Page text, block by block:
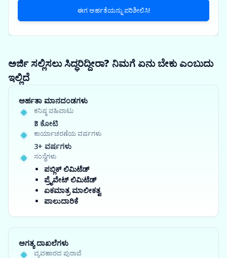
ಈಗ ಅರ್ಹತೆಯನ್ನು ಪರಿಶೀಲಿಸಿ!
ಅರ್ಜಿ ಸಲ್ಲಿಸಲು ಸಿದ್ಧರಿದ್ದೀರಾ? ನಿಮಗೆ ಏನು ಬೇಕು ಎಂಬುದು
ಇಲ್ಲಿದೆ
ಅರ್ಹತಾ ಮಾನದಂಡಗಳು
ಕನಿಷ್ಠ ವಹಿವಾಟು
₹3 ಕೋಟಿ
ಕಾರ್ಯಾಚರಣೆಯ ವರ್ಷಗಳು
3+ ವರ್ಷಗಳು
ಸಂಸ್ಥೆಗಳು
ಪಬ್ಲಿಕ್ ಲಿಮಿಟೆಡ್
ಪ್ರೈವೇಟ್ ಲಿಮಿಟೆಡ್
ಏಕಮಾತ್ರ ಮಾಲೀಕತ್ವ
ಪಾಲುದಾರಿಕೆ
ಅಗತ್ಯ ದಾಖಲೆಗಳು
ವ್ಯವಹಾರದ ಪುರಾವೆ